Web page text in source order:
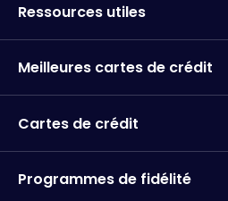
Ressources utiles
Meilleures cartes de crédit
Cartes de crédit
Programmes de fidélité